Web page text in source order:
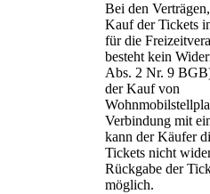
Bei den
Kauf der Tickets
für die
besteht kein
Abs. 2 Nr. 9
der Kauf von
Verbindung mit
kann der Käufer
Tickets nicht
Rückgabe der
möglich.